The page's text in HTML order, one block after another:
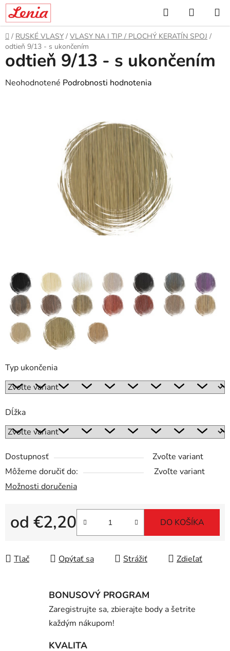
Prejsť
obsah
Hľadať
KOŠÍK
Domov
/ RUSKÉ VLASY / VLASY NA I TIP / PLOCHÝ KERATÍN SPOJ /
odtieň 9/13 - s ukončením
Typ ukončenia
Dĺžka
Dostupnosť
Zvoľte variant
Môžeme doručiť do:
Zvoľte variant
Možnosti doručenia
od €2,20 DO KOŠÍKA
Tlač Opýtať sa Strážiť Zdieľať
odtieň 9/13 - s ukončením
Priemerné
Neohodnotené Podrobnosti hodnotenia
BONUSOVÝ PROGRAM
Zaregistrujte sa, zbierajte body a šetrite
každým nákupom!
KVALITA